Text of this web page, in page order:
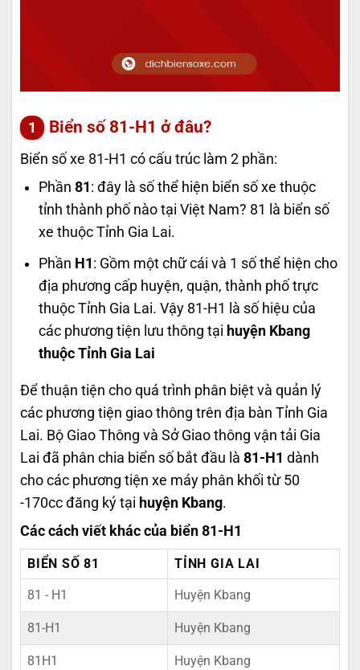
Biển số 81-H1 ở đâu?
Biển số xe 81-H1 có cấu trúc làm 2 phần:
Phần 81 : đây là số thể hiện biển số xe thuộc
tỉnh thành phố nào tại Việt Nam? 81 là biển số
xe thuộc Tỉnh Gia Lai.
Phần H1 : Gồm một chữ cái và 1 số thể hiện cho
địa phương cấp huyện, quận, thành phố trực
thuộc Tỉnh Gia Lai. Vậy 81-H1 là số hiệu của
các phương tiện lưu thông tại huyện Kbang
thuộc Tỉnh Gia Lai
Để thuận tiện cho quá trình phân biệt và quản lý
các phương tiện giao thông trên địa bàn Tỉnh Gia
Lai. Bộ Giao Thông và Sở Giao thông vận tải Gia
Lai đã phân chia biển số bắt đầu là 81-H1 dành
cho các phương tiện xe máy phân khối từ 50
-170cc đăng ký tại huyện Kbang.
Các cách viết khác của biển 81-H1
BIỂN SỐ 81 TỈNH GIA LAI
81 - H1 Huyện Kbang
81-H1 Huyện Kbang
81H1 Huyện Kbang